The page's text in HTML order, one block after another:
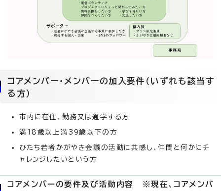
コアメンバー・メンバーの加入要件（いずれも該当す
る方）
市内に在住、勤務又は通学する方
満18歳以上満39歳以下の方
ひたち若者かがやき会議の活動に共感し、仲間と何かにチ
ャレンジしたいという方
コアメンバーの要件及び活動内容 ※現在、コアメンバ